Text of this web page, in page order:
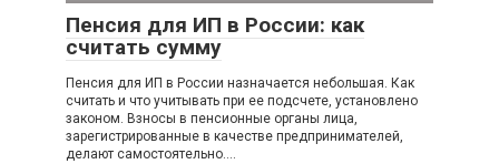
Пенсия для ИП в России: как
считать сумму
Пенсия для ИП в России назначается небольшая. Как
считать и что учитывать при ее подсчете, установлено
законом. Взносы в пенсионные органы лица,
зарегистрированные в качестве предпринимателей,
делают самостоятельно….